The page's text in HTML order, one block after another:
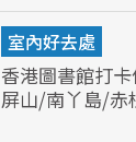
室內好去處
香港圖書館打
屏山/南丫島/赤